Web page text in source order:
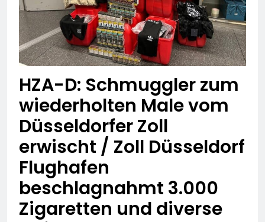
HZA-D: Schmuggler zum
wiederholten Male vom
Düsseldorfer Zoll
erwischt / Zoll Düsseldorf
Flughafen
beschlagnahmt 3.000
Zigaretten und diverse